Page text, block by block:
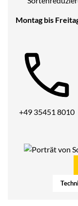
Montag bis
Telefon:
+49 35451 8010